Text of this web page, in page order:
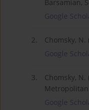
Barsamian,
Google
2.
Chomsky,
Google
3.
Chomsky,
Metropolitan
Google